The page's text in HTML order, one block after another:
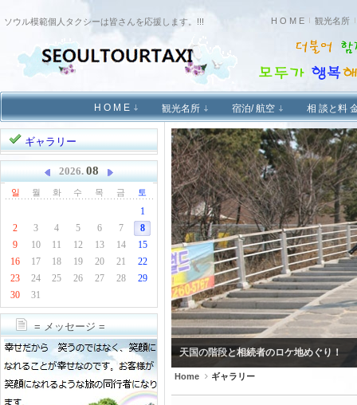
ソウル模範個人タクシーは皆さんを応援します。!!! H O M E 観光名所
H O M E 観光名所 宿泊/ 航空 相 談と料
ギャラリー
2026. 08
일 월 화 수 목 금 토
1
2
3 4 5 6 7
8
9
10 11 12 13 14
15
16
17 18 19 20 21
22
23
24 25 26 27 28
29
30
31
= メッセージ =
ソウル市内に一日めぐり(2017.4.9)
Home ギャラリー
Sketchbook5, 스케치북5
Sketchbook5, 스케치북5